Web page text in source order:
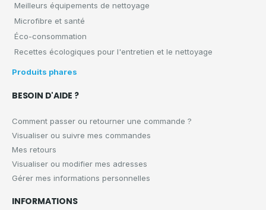
Meilleurs équipements de nettoyage
Microfibre et santé
Éco-consommation
Recettes écologiques pour l'entretien et le nettoyage
Produits phares
BESOIN D'AIDE ?
Comment passer ou retourner une commande ?
Visualiser ou suivre mes commandes
Mes retours
Visualiser ou modifier mes adresses
Gérer mes informations personnelles
INFORMATIONS